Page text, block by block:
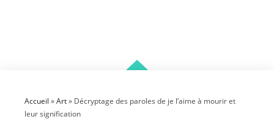
Accueil »Art» Décryptage des paroles de je l’aime à mourir et
leur signification